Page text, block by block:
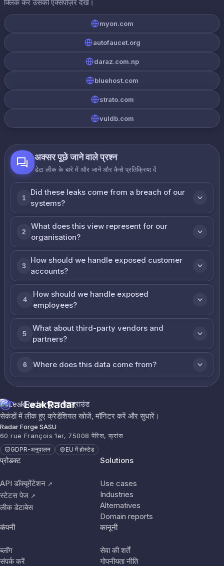
क्लिक कर उसकी एक्सपोज़र देखें।
myon.com
autofaucet.org
daraz.com.np
bluehost.com
strato.com
vuldb.com
अक्सर पूछे जाने वाले प्रश्न
डेटा लीक के बारे में और जानें और कैसे प्रतिक्रिया दें
1
Did these leaks come from a breach of our
systems?
2
What does this view represent for our
organisation?
3
How should we handle exposed customer
accounts?
4
How should we handle exposed
employees?
5
What about third-party vendors and
partners?
6 Where does this data come from?
LeakRadar
सेकंडों में लीक हुए क्रेडेंशियल खोजें, मॉनिटर करें और सुधारें।
Radar Forge SASU
60 rue François 1er, 75008 पेरिस, फ्रांस
GDPR-अनुपालन EU में होस्टेड
प्रोडक्ट
API डॉक्यूमेंटेशन ↗
स्टेटस पेज ↗
लीक डेटाबेस
Solutions
Use cases
Industries
Alternatives
Domain reports
कंपनी
ब्लॉग
संपर्क करें
कानूनी
सेवा की शर्तें
गोपनीयता नीति